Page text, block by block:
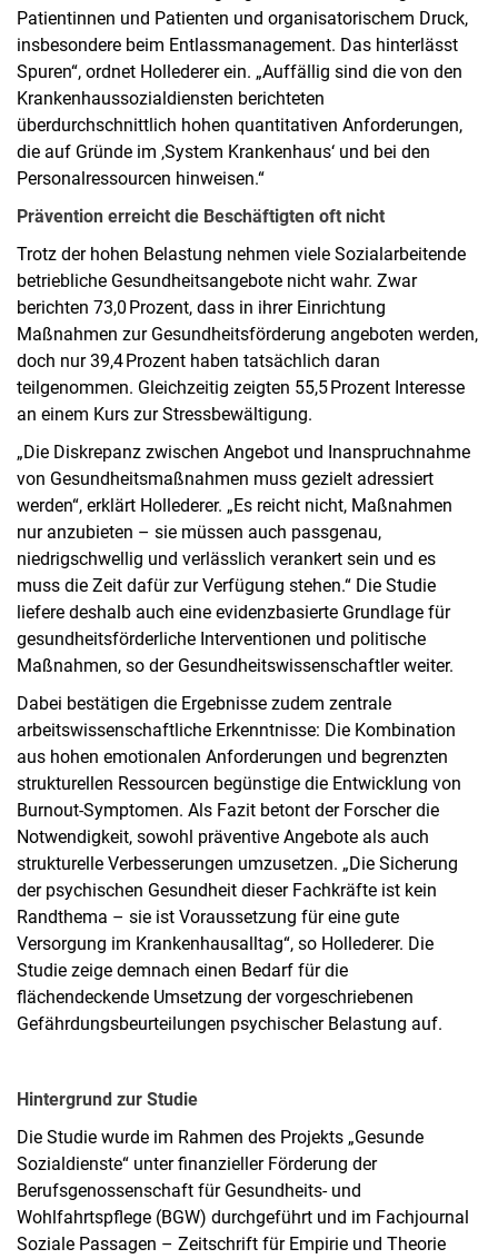
Patientinnen und Patienten und organisatorischem Druck,
insbesondere beim Entlassmanagement. Das hinterlässt
Spuren“, ordnet Hollederer ein. „Auffällig sind die von den
Krankenhaussozialdiensten berichteten
überdurchschnittlich hohen quantitativen Anforderungen,
die auf Gründe im ‚System Krankenhaus‘ und bei den
Personalressourcen hinweisen.“
Prävention erreicht die Beschäftigten oft nicht
Trotz der hohen Belastung nehmen viele Sozialarbeitende
betriebliche Gesundheitsangebote nicht wahr. Zwar
berichten 73,0 Prozent, dass in ihrer Einrichtung
Maßnahmen zur Gesundheitsförderung angeboten werden,
doch nur 39,4 Prozent haben tatsächlich daran
teilgenommen. Gleichzeitig zeigten 55,5 Prozent Interesse
an einem Kurs zur Stressbewältigung.
„Die Diskrepanz zwischen Angebot und Inanspruchnahme
von Gesundheitsmaßnahmen muss gezielt adressiert
werden“, erklärt Hollederer. „Es reicht nicht, Maßnahmen
nur anzubieten – sie müssen auch passgenau,
niedrigschwellig und verlässlich verankert sein und es
muss die Zeit dafür zur Verfügung stehen.“ Die Studie
liefere deshalb auch eine evidenzbasierte Grundlage für
gesundheitsförderliche Interventionen und politische
Maßnahmen, so der Gesundheitswissenschaftler weiter.
Dabei bestätigen die Ergebnisse zudem zentrale
arbeitswissenschaftliche Erkenntnisse: Die Kombination
aus hohen emotionalen Anforderungen und begrenzten
strukturellen Ressourcen begünstige die Entwicklung von
Burnout-Symptomen. Als Fazit betont der Forscher die
Notwendigkeit, sowohl präventive Angebote als auch
strukturelle Verbesserungen umzusetzen. „Die Sicherung
der psychischen Gesundheit dieser Fachkräfte ist kein
Randthema – sie ist Voraussetzung für eine gute
Versorgung im Krankenhausalltag“, so Hollederer. Die
Studie zeige demnach einen Bedarf für die
flächendeckende Umsetzung der vorgeschriebenen
Gefährdungsbeurteilungen psychischer Belastung auf.
Hintergrund zur Studie
Die Studie wurde im Rahmen des Projekts „Gesunde
Sozialdienste“ unter finanzieller Förderung der
Berufsgenossenschaft für Gesundheits- und
Wohlfahrtspflege (BGW) durchgeführt und im Fachjournal
Soziale Passagen – Zeitschrift für Empirie und Theorie